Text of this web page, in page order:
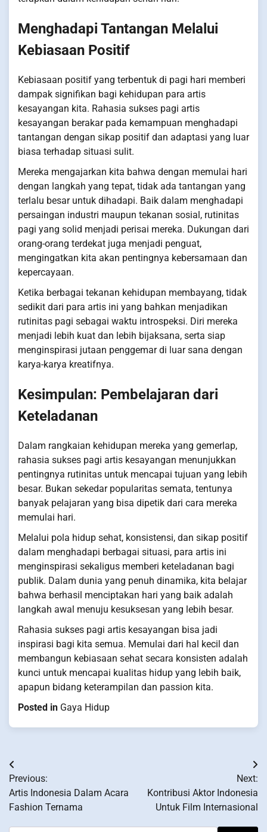
Menghadapi Tantangan Melalui
Kebiasaan Positif
Kebiasaan positif yang terbentuk di pagi hari memberi
dampak signifikan bagi kehidupan para artis
kesayangan kita. Rahasia sukses pagi artis
kesayangan berakar pada kemampuan menghadapi
tantangan dengan sikap positif dan adaptasi yang luar
biasa terhadap situasi sulit.
Mereka mengajarkan kita bahwa dengan memulai hari
dengan langkah yang tepat, tidak ada tantangan yang
terlalu besar untuk dihadapi. Baik dalam menghadapi
persaingan industri maupun tekanan sosial, rutinitas
pagi yang solid menjadi perisai mereka. Dukungan dari
orang-orang terdekat juga menjadi penguat,
mengingatkan kita akan pentingnya kebersamaan dan
kepercayaan.
Ketika berbagai tekanan kehidupan membayang, tidak
sedikit dari para artis ini yang bahkan menjadikan
rutinitas pagi sebagai waktu introspeksi. Diri mereka
menjadi lebih kuat dan lebih bijaksana, serta siap
menginspirasi jutaan penggemar di luar sana dengan
karya-karya kreatifnya.
Kesimpulan: Pembelajaran dari
Keteladanan
Dalam rangkaian kehidupan mereka yang gemerlap,
rahasia sukses pagi artis kesayangan menunjukkan
pentingnya rutinitas untuk mencapai tujuan yang lebih
besar. Bukan sekedar popularitas semata, tentunya
banyak pelajaran yang bisa dipetik dari cara mereka
memulai hari.
Melalui pola hidup sehat, konsistensi, dan sikap positif
dalam menghadapi berbagai situasi, para artis ini
menginspirasi sekaligus memberi keteladanan bagi
publik. Dalam dunia yang penuh dinamika, kita belajar
bahwa berhasil menciptakan hari yang baik adalah
langkah awal menuju kesuksesan yang lebih besar.
Rahasia sukses pagi artis kesayangan bisa jadi
inspirasi bagi kita semua. Memulai dari hal kecil dan
membangun kebiasaan sehat secara konsisten adalah
kunci untuk mencapai kualitas hidup yang lebih baik,
apapun bidang keterampilan dan passion kita.
Posted in Gaya Hidup
Post
navigation
Previous:
Artis Indonesia Dalam Acara
Fashion Ternama
Next:
Kontribusi Aktor Indonesia
Untuk Film Internasional